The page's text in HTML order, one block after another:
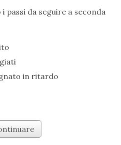
passi da seguire a seconda
in ritardo